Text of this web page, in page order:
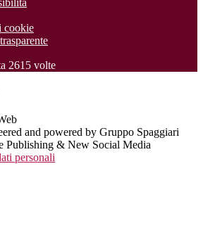
cookie
2615 volte
and powered by Gruppo Spaggiari
Publishing & New Social Media
personali